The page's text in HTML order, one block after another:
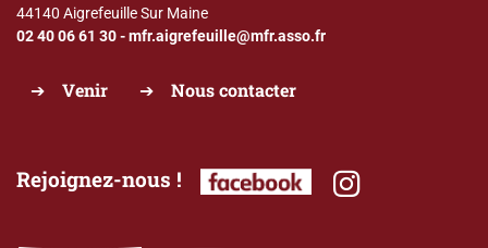
44140 Aigrefeuille Sur Maine
02 40 06 61 30-mfr.aigrefeuille@mfr.asso.fr
Venir Nous contacter
Rejoignez-nous !